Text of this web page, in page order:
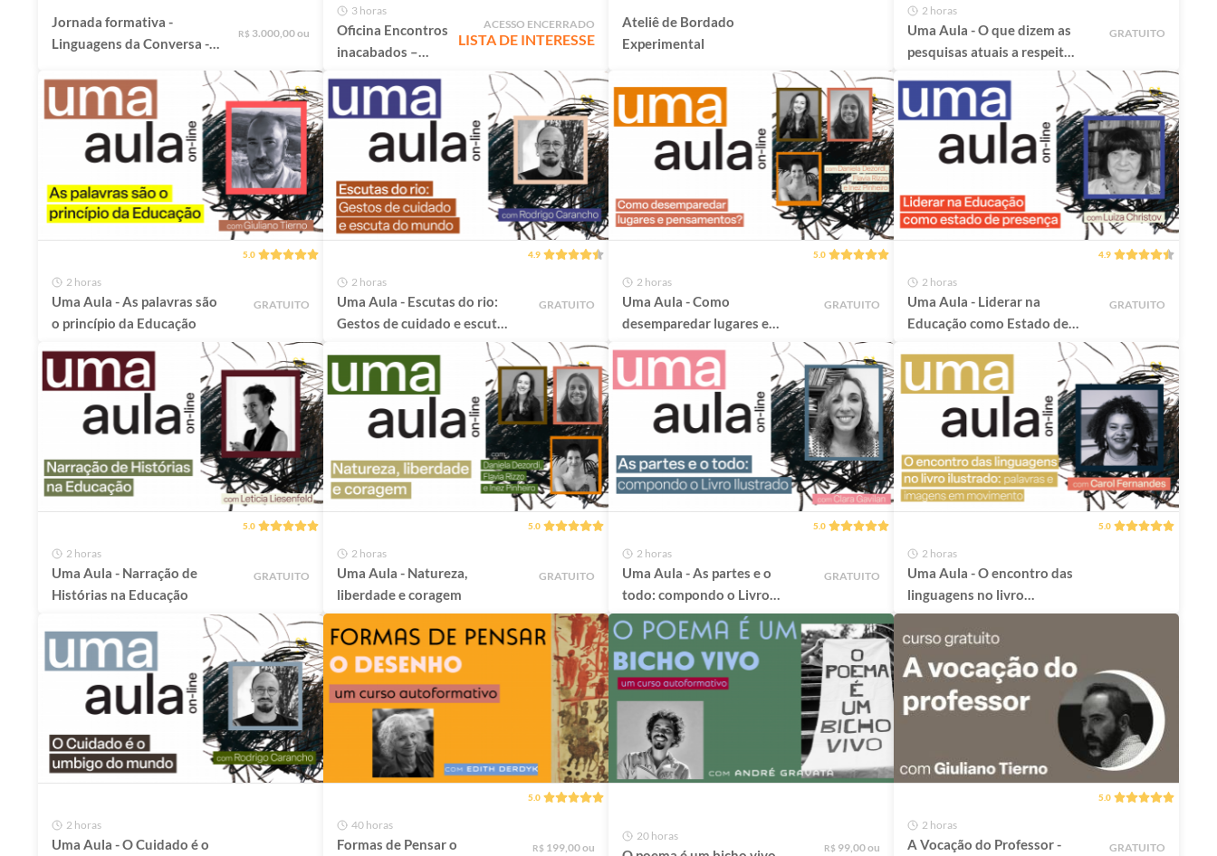
Jornada formativa -
Linguagens da Conversa -
R$ 3.000,00 ou
3 horas
Oficina Encontros
inacabados –
retomar projetos
esquecidos
ACESSO ENCERRADO
LISTA DE INTERESSE
Ateliê de Bordado
Experimental
2 horas
Uma Aula - O que dizem as
pesquisas atuais a respeito
GRATUITO
5.0
2 horas
Uma Aula - As palavras são
o princípio da Educação
GRATUITO
4.9
2 horas
Uma Aula - Escutas do rio:
Gestos de cuidado e escuta
GRATUITO
5.0
2 horas
Uma Aula - Como
desemparedar lugares e
GRATUITO
4.9
2 horas
Uma Aula - Liderar na
Educação como Estado de
GRATUITO
5.0
2 horas
Uma Aula - Narração de
Histórias na Educação
GRATUITO
5.0
2 horas
Uma Aula - Natureza,
liberdade e coragem
GRATUITO
5.0
2 horas
Uma Aula - As partes e o
todo: compondo o Livro
ilustrado
GRATUITO
5.0
2 horas
Uma Aula - O encontro das
linguagens no livro
ilustrado: palavras e
imagens em movimento
2 horas
Uma Aula - O Cuidado é o
5.0
40 horas
Formas de Pensar o R$ 199,00 ou
20 horas
R$ 99,00 ou
5.0
2 horas
A Vocação do Professor - GRATUITO